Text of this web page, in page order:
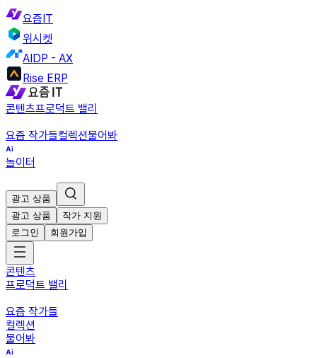
요즘IT
위시켓
AIDP - AX
Rise ERP
콘텐츠프로덕트 밸리
요즘 작가들컬렉션물어봐
놀이터
광고 상품
광고 상품
작가 지원
로그인
회원가입
콘텐츠
프로덕트 밸리
요즘 작가들
컬렉션
물어봐